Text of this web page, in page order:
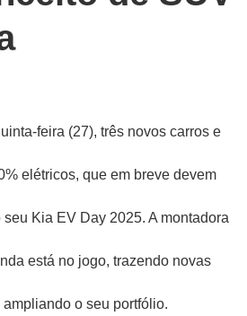
feira (27), três novos carros e
elétricos, que em breve devem
Kia EV Day 2025. A montadora
está no jogo, trazendo novas
o seu portfólio.